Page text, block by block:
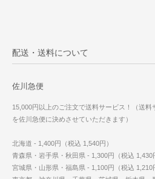
配送・送料について
佐川急便
15,000円以上のご注文で送料サービス！（送
を佐川急便に決めさせていただきます）
北海道 - 1,400円（税込 1,540円）
青森県・岩手県・秋田県 - 1,300円（税込 1,430
宮城県・山形県・福島県 - 1,100円（税込 1,210